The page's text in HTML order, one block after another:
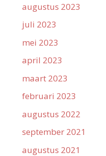
augustus 2023
juli 2023
mei 2023
april 2023
maart 2023
februari 2023
augustus 2022
september 2021
augustus 2021